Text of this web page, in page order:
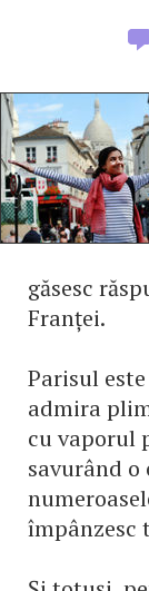
găsesc
Franței.
Parisul
admira
cu vaporul
savurând
împânzesc